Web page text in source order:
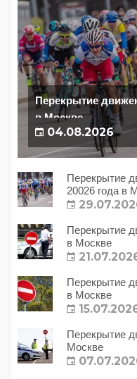
Перекрытие
в Москве
04.08.2026
Перекрытие
20026 года в
Перекрытие
в Москве
Перекрытие
в Москве
Перекрытие
Москве